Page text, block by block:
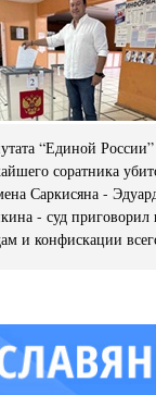
“Единой
соратника
Саркисяна -
- суд приговорил
и конфискации